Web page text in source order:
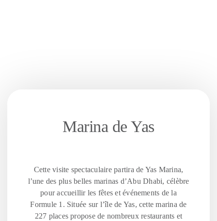
Marina de Yas
Cette visite spectaculaire partira de Yas Marina,
l’une des plus belles marinas d’Abu Dhabi, célèbre
pour accueillir les fêtes et événements de la
Formule 1. Située sur l’île de Yas, cette marina de
227 places propose de nombreux restaurants et